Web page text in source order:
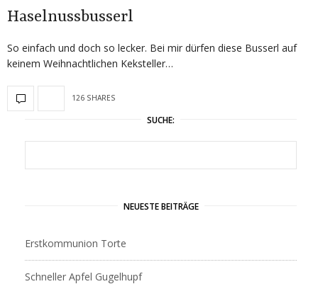
Haselnussbusserl
So einfach und doch so lecker. Bei mir dürfen diese Busserl auf
keinem Weihnachtlichen Keksteller…
126 SHARES
SUCHE:
NEUESTE BEITRÄGE
Erstkommunion Torte
Schneller Apfel Gugelhupf